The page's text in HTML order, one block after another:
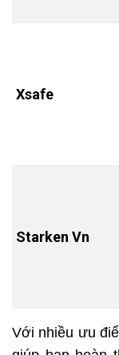
Xsafe
Starken Vn
Với nhiều ưu